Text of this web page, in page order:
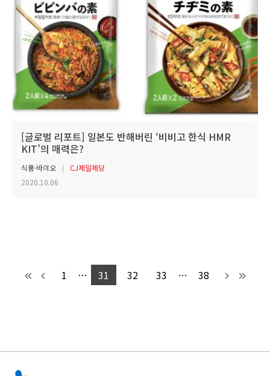
[글로벌 리포트] 일본도 반해버린 ‘비비고 한식 HMR
KIT’의 매력은?
식품·바이오
CJ제일제당
2020.10.06
1 … 31 32 33 … 38